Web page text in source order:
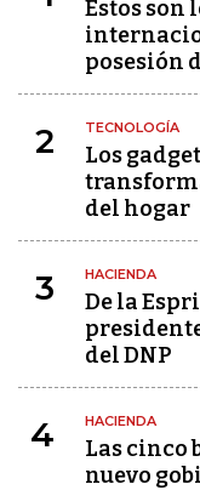
Estos son
posesión
2 TECNOLOGÍA
Los
del hogar
3 HACIENDA
De la
del DNP
4 HACIENDA
Las cinco
nuevo